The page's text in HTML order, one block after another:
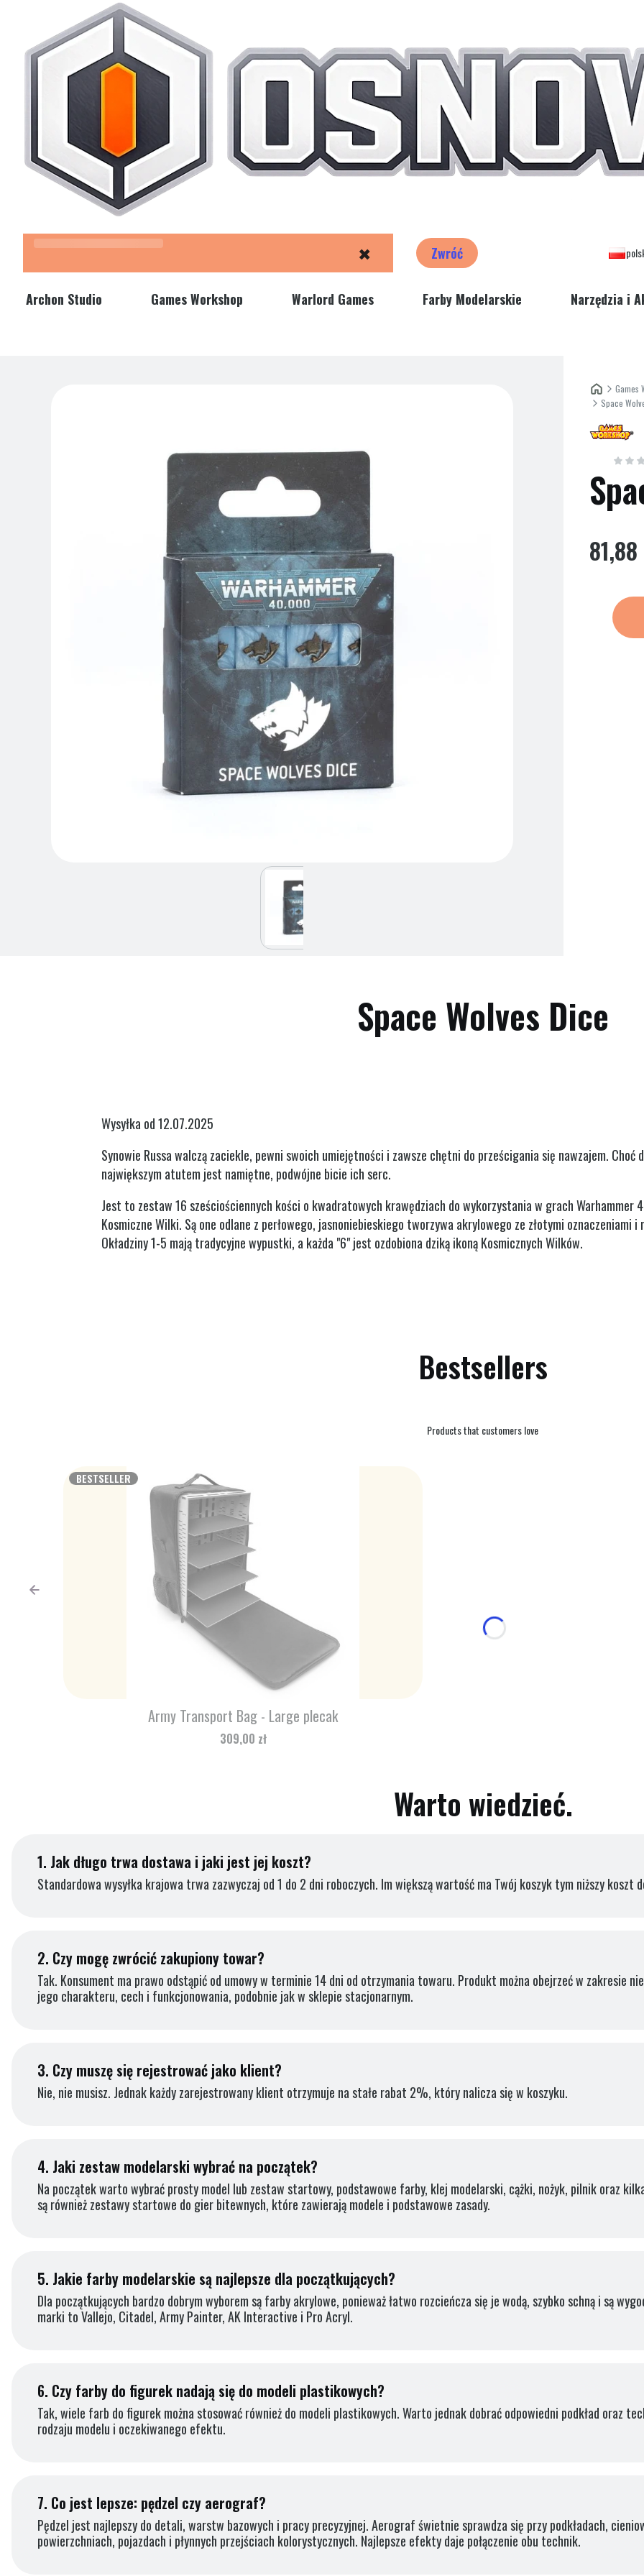
Z kodem "LATO" wpisanym w koszyku otrzymasz 3% rabatu. ✖ Zwróć
Archon Studio Games Workshop Warlord Games Farby Modelarskie Narzędzia i
Games
Space
Etykiety
Etykiety
Cena
81,88
Space Wolves Dice
Wysyłka od 12.07.2025
Synowie Russa walczą zaciekle, pewni swoich umiejętności i zawsze chętni do prześcigania się nawzajem. Choć
największym atutem jest namiętne, podwójne bicie ich serc.
Jest to zestaw 16 sześciościennych kości o kwadratowych krawędziach do wykorzystania w grach Warhammer
Kosmiczne Wilki. Są one odlane z perłowego, jasnoniebieskiego tworzywa akrylowego ze złotymi oznaczeniami i
Okładziny 1-5 mają tradycyjne wypustki, a każda "6" jest ozdobiona dziką ikoną Kosmicznych Wilków.
Bestsellers
Products that customers love
BESTSELLER
Army Transport Bag - Large plecak
Cena
309,00 zł
Warto wiedzieć.
1. Jak długo trwa dostawa i jaki jest jej koszt?
Standardowa wysyłka krajowa trwa zazwyczaj od 1 do 2 dni roboczych. Im większą wartość ma Twój koszyk tym niższy koszt
2. Czy mogę zwrócić zakupiony towar?
Tak. Konsument ma prawo odstąpić od umowy w terminie 14 dni od otrzymania towaru. Produkt można obejrzeć w zakresie
jego charakteru, cech i funkcjonowania, podobnie jak w sklepie stacjonarnym.
3. Czy muszę się rejestrować jako klient?
Nie, nie musisz. Jednak każdy zarejestrowany klient otrzymuje na stałe rabat 2%, który nalicza się w koszyku.
4. Jaki zestaw modelarski wybrać na początek?
Na początek warto wybrać prosty model lub zestaw startowy, podstawowe farby, klej modelarski, cążki, nożyk, pilnik oraz
są również zestawy startowe do gier bitewnych, które zawierają modele i podstawowe zasady.
5. Jakie farby modelarskie są najlepsze dla początkujących?
Dla początkujących bardzo dobrym wyborem są farby akrylowe, ponieważ łatwo rozcieńcza się je wodą, szybko schną i są
marki to Vallejo, Citadel, Army Painter, AK Interactive i Pro Acryl.
6. Czy farby do figurek nadają się do modeli plastikowych?
Tak, wiele farb do figurek można stosować również do modeli plastikowych. Warto jednak dobrać odpowiedni podkład oraz
rodzaju modelu i oczekiwanego efektu.
7. Co jest lepsze: pędzel czy aerograf?
Pędzel jest najlepszy do detali, warstw bazowych i pracy precyzyjnej. Aerograf świetnie sprawdza się przy podkładach,
powierzchniach, pojazdach i płynnych przejściach kolorystycznych. Najlepsze efekty daje połączenie obu technik.